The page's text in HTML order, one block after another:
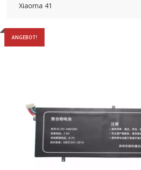
Xiaoma 41
ANGEBOT!